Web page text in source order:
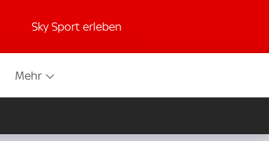
Sky Sport erleben
Mehr